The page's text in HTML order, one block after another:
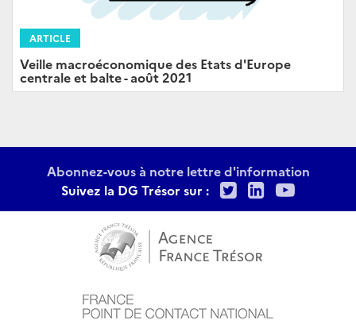
ARTICLE
Veille macroéconomique des Etats d'Europe
centrale et balte - août 2021
Abonnez-vous à notre lettre d'information
Suivez la DG Trésor sur :
TwitterLinkedIn